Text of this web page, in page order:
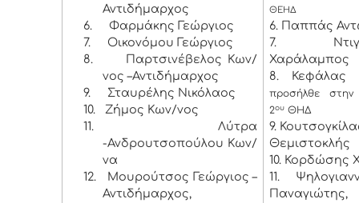
Αντιδήμαρχος
6.
Φαρμάκης Γεώργιος
7.
Οικονόμου Γεώργιος
8.
Παρτσινέβελος Κων/
νος –Αντιδήμαρχος
9.
Σταυρέλης Νικόλαος
10.
Ζήμος Κων/νος
11.
Λύτρα
-Ανδρουτσοπούλου Κων/
να
12.
Μουρούτσος Γεώργιος –
Αντιδήμαρχος,
ΘΕΗΔ
6. Παππάς
7.
Χαράλαμπος
8. Κεφάλας
προσήλθε
2ου ΘΗΔ
9.
Θεμιστοκλής
10. Κορδώσης
11.